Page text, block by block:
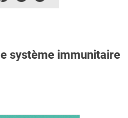
système immunitaire